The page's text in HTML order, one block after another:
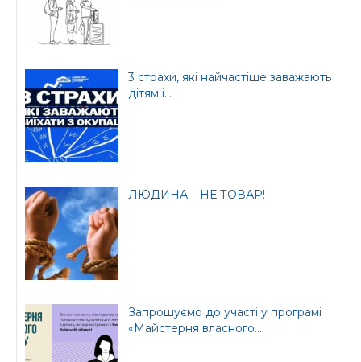
3 страхи, які найчастіше заважають
дітям і...
ЛЮДИНА – НЕ ТОВАР!
Запрошуємо до участі у програмі
«Майстерня власного...
державна адміністрація
Офіційний веб-сайт
Бориспільської РДА
Офіційний веб-сайт
Бориспільської